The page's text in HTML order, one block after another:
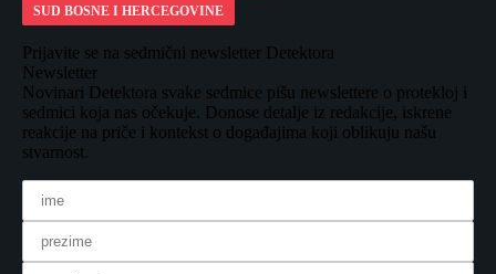
SUD BOSNE I HERCEGOVINE
Prijavite se na sedmični newsletter Detektora
Newsletter
Novinari Detektora svake sedmice pišu newslettere o protekloj i
sedmici koja nas očekuje. Donose detalje iz redakcije, iskrene
reakcije na priče i kontekst o događajima koji oblikuju našu
stvarnost.